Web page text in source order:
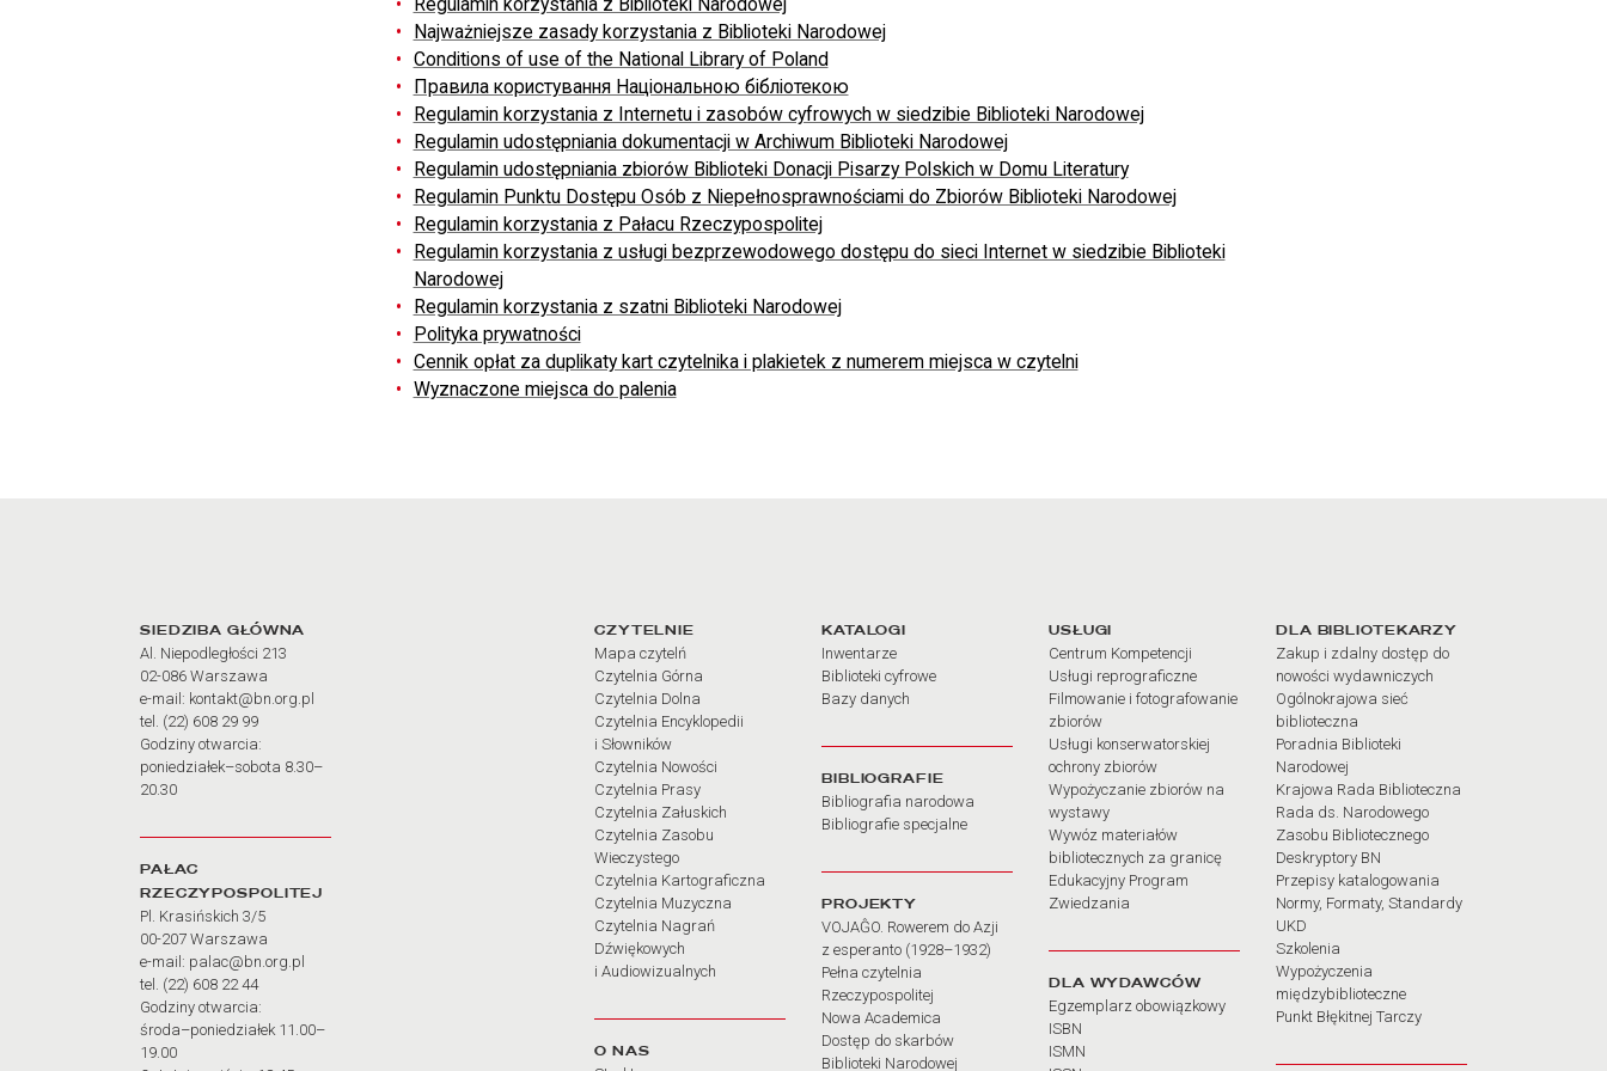
Najważniejsze zasady korzystania z Biblioteki Narodowej
Conditions of use of the National Library of Poland
Правила користування Національною бібліотекою
Regulamin korzystania z Internetu i zasobów cyfrowych w siedzibie Biblioteki Narodowej
Regulamin udostępniania dokumentacji w Archiwum Biblioteki Narodowej
Regulamin udostępniania zbiorów Biblioteki Donacji Pisarzy Polskich w Domu Literatury
Regulamin Punktu Dostępu Osób z Niepełnosprawnościami do Zbiorów Biblioteki Narodowej
Regulamin korzystania z Pałacu Rzeczypospolitej
Regulamin korzystania z usługi bezprzewodowego dostępu do sieci Internet w siedzibie Biblioteki
Narodowej
Regulamin korzystania z szatni Biblioteki Narodowej
Polityka prywatności
Cennik opłat za duplikaty kart czytelnika i plakietek z numerem miejsca w czytelni
Wyznaczone miejsca do palenia
Adres oraz godziny otwarcia
SIEDZIBA GŁÓWNA
Al. Niepodległości 213
02-086 Warszawa
e-mail: kontakt@bn.org.pl
tel. (22) 608 29 99
Godziny otwarcia:
poniedziałek–sobota 8.30–
20.30
PAŁAC
RZECZYPOSPOLITEJ
Pl. Krasińskich 3/5
00-207 Warszawa
e-mail: palac@bn.org.pl
tel. (22) 608 22 44
Godziny otwarcia:
środa–poniedziałek 11.00–
19.00
Linki do najważniejszych działów
CZYTELNIE
Mapa czytelń
Czytelnia Górna
Czytelnia Dolna
Czytelnia Encyklopedii
i Słowników
Czytelnia Nowości
Czytelnia Prasy
Czytelnia Załuskich
Czytelnia Zasobu
Wieczystego
Czytelnia Kartograficzna
Czytelnia Muzyczna
Czytelnia Nagrań
Dźwiękowych
i Audiowizualnych
O NAS
KATALOGI
Inwentarze
Biblioteki cyfrowe
Bazy danych
BIBLIOGRAFIE
Bibliografia narodowa
Bibliografie specjalne
PROJEKTY
VOJAĜO. Rowerem do Azji
z esperanto (1928–1932)
Pełna czytelnia
Rzeczypospolitej
Nowa Academica
Dostęp do skarbów
Biblioteki Narodowej
USŁUGI
Centrum Kompetencji
Usługi reprograficzne
Filmowanie i fotografowanie
zbiorów
Usługi konserwatorskiej
ochrony zbiorów
Wypożyczanie zbiorów na
wystawy
Wywóz materiałów
bibliotecznych za granicę
Edukacyjny Program
Zwiedzania
DLA WYDAWCÓW
Egzemplarz obowiązkowy
ISBN
ISMN
DLA BIBLIOTEKARZY
Zakup i zdalny dostęp do
nowości wydawniczych
Ogólnokrajowa sieć
biblioteczna
Poradnia Biblioteki
Narodowej
Krajowa Rada Biblioteczna
Rada ds. Narodowego
Zasobu Bibliotecznego
Deskryptory BN
Przepisy katalogowania
Normy, Formaty, Standardy
UKD
Szkolenia
Wypożyczenia
międzybiblioteczne
Punkt Błękitnej Tarczy